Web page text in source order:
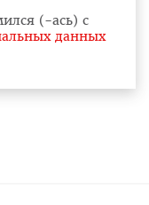
(-ась) с
данных